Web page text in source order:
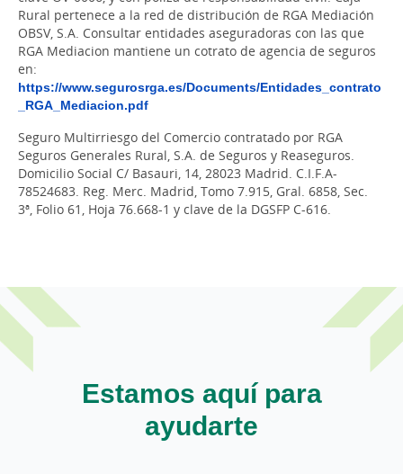
Rural pertenece a la red de distribución de RGA Mediación
OBSV, S.A. Consultar entidades aseguradoras con las que
RGA Mediacion mantiene un cotrato de agencia de seguros
en:
https://www.segurosrga.es/Documents/Entidades_contrato
_RGA_Mediacion.pdf
Seguro Multirriesgo del Comercio contratado por RGA
Seguros Generales Rural, S.A. de Seguros y Reaseguros.
Domicilio Social C/ Basauri, 14, 28023 Madrid. C.I.F.A-
78524683. Reg. Merc. Madrid, Tomo 7.915, Gral. 6858, Sec.
3ª, Folio 61, Hoja 76.668-1 y clave de la DGSFP C-616.
Estamos aquí para
ayudarte